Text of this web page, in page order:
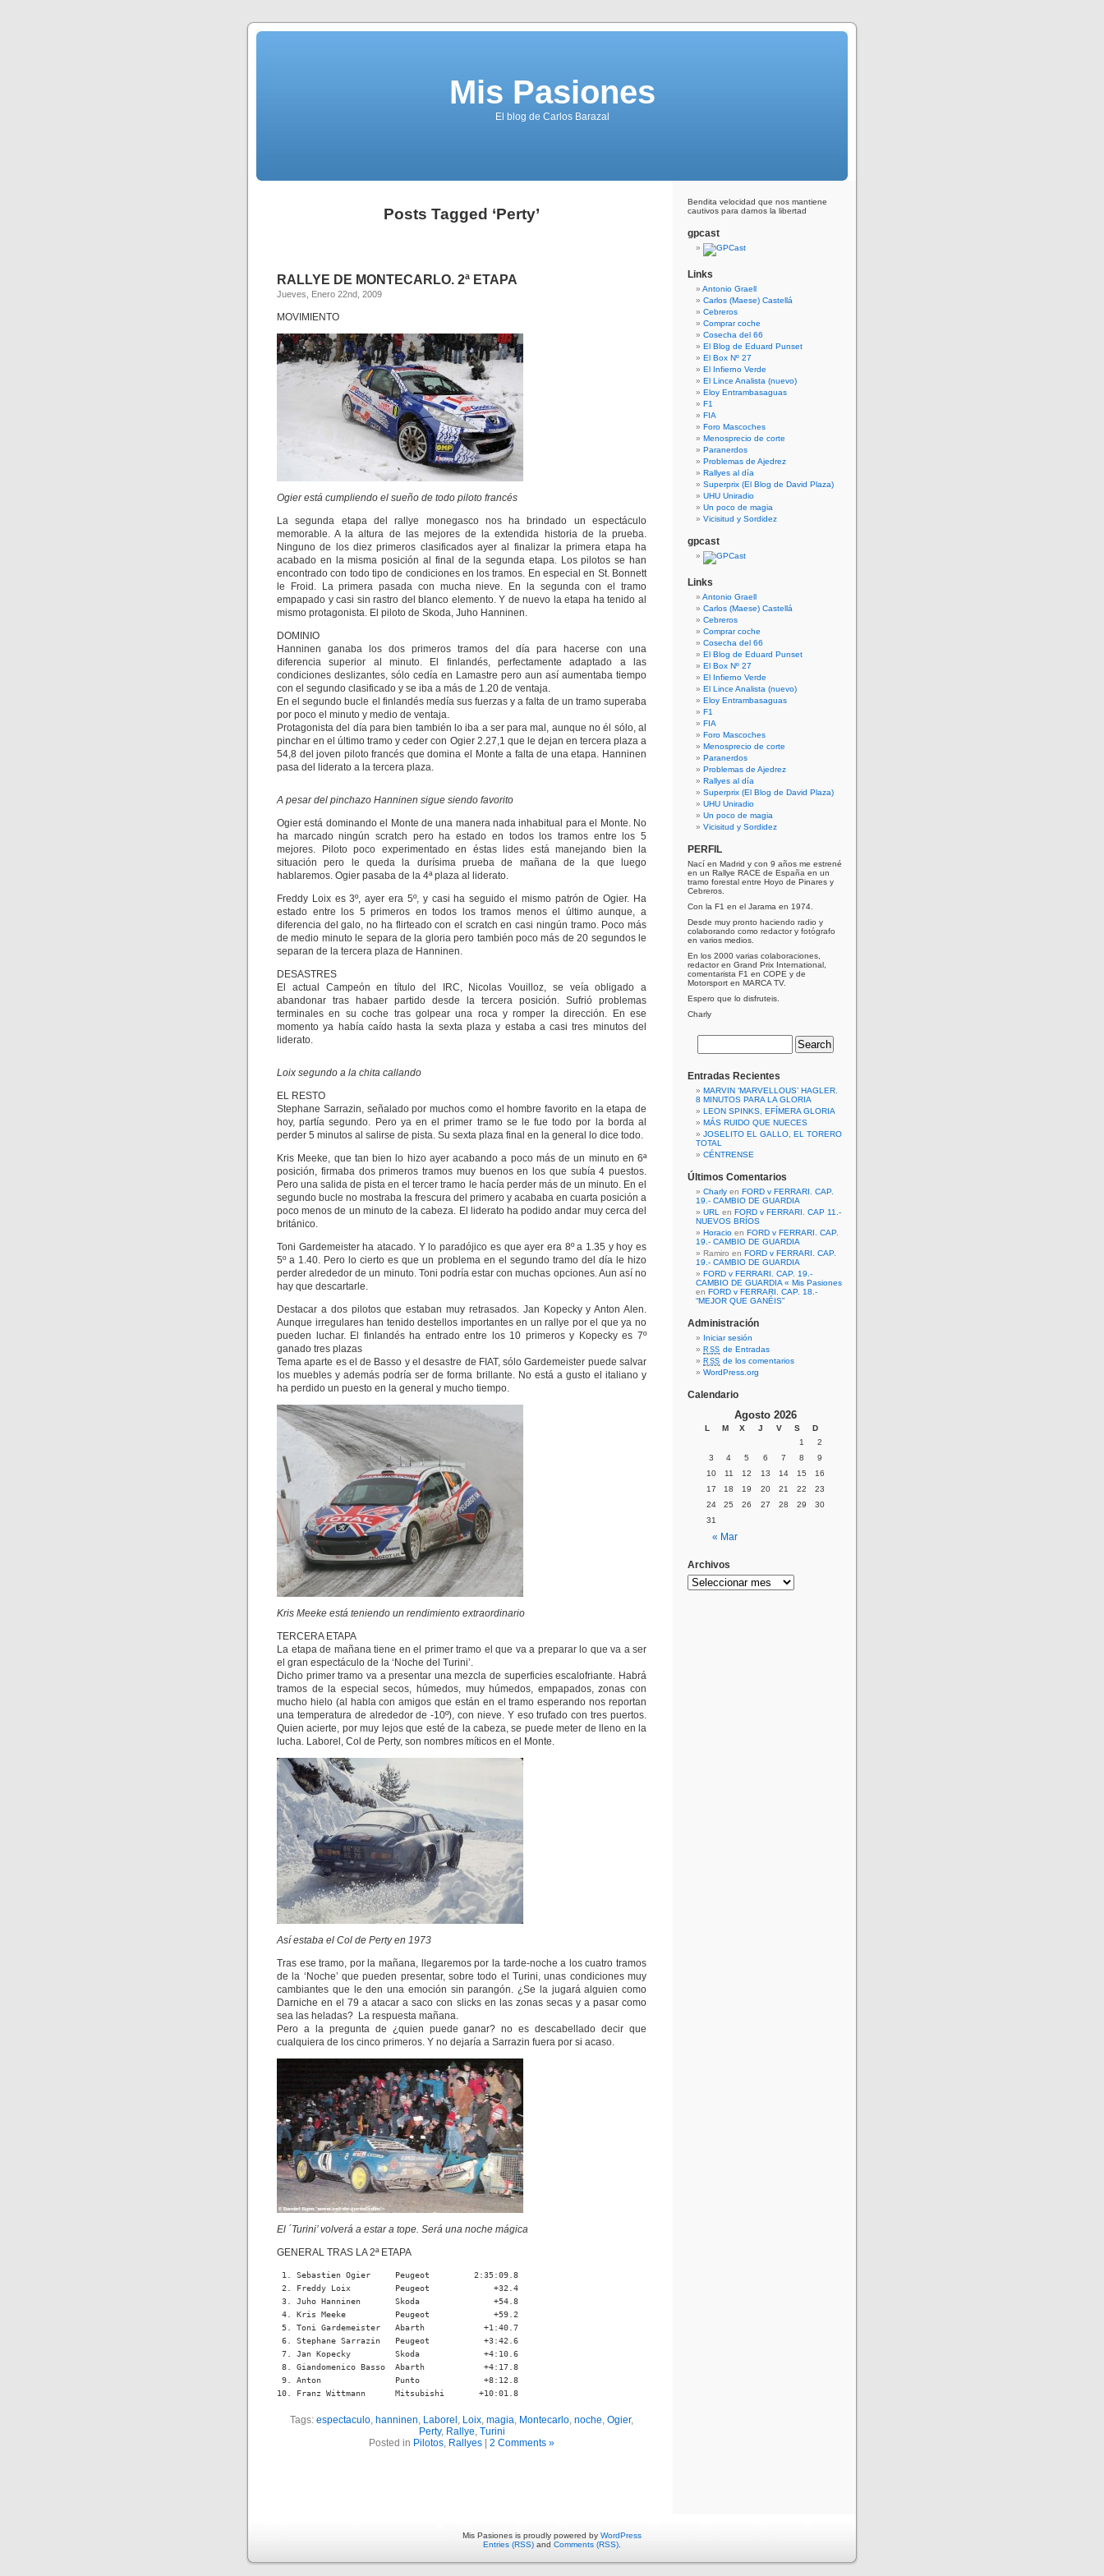
Mis Pasiones
El blog de Carlos Barazal
Posts Tagged ‘Perty’
RALLYE DE MONTECARLO. 2ª ETAPA
Jueves, Enero 22nd, 2009
MOVIMIENTO
Ogier está cumpliendo el sueño de todo piloto francés
La segunda etapa del rallye monegasco nos ha brindado un espectáculo
memorable. A la altura de las mejores de la extendida historia de la prueba.
Ninguno de los diez primeros clasificados ayer al finalizar la primera etapa ha
acabado en la misma posición al final de la segunda etapa. Los pilotos se han
encontrado con todo tipo de condiciones en los tramos. En especial en St. Bonnett
le Froid. La primera pasada con mucha nieve. En la segunda con el tramo
empapado y casi sin rastro del blanco elemento. Y de nuevo la etapa ha tenido al
mismo protagonista. El piloto de Skoda, Juho Hanninen.
DOMINIO
Hanninen ganaba los dos primeros tramos del día para hacerse con una
diferencia superior al minuto. El finlandés, perfectamente adaptado a las
condiciones deslizantes, sólo cedía en Lamastre pero aun así aumentaba tiempo
con el segundo clasificado y se iba a más de 1.20 de ventaja.
En el segundo bucle el finlandés medía sus fuerzas y a falta de un tramo superaba
por poco el minuto y medio de ventaja.
Protagonista del día para bien también lo iba a ser para mal, aunque no él sólo, al
pinchar en el último tramo y ceder con Ogier 2.27,1 que le dejan en tercera plaza a
54,8 del joven piloto francés que domina el Monte a falta de una etapa. Hanninen
pasa del liderato a la tercera plaza.
A pesar del pinchazo Hanninen sigue siendo favorito
Ogier está dominando el Monte de una manera nada inhabitual para el Monte. No
ha marcado ningún scratch pero ha estado en todos los tramos entre los 5
mejores. Piloto poco experimentado en éstas lides está manejando bien la
situación pero le queda la durísima prueba de mañana de la que luego
hablaremos. Ogier pasaba de la 4ª plaza al liderato.
Freddy Loix es 3º, ayer era 5º, y casi ha seguido el mismo patrón de Ogier. Ha
estado entre los 5 primeros en todos los tramos menos el último aunque, a
diferencia del galo, no ha flirteado con el scratch en casi ningún tramo. Poco más
de medio minuto le separa de la gloria pero también poco más de 20 segundos le
separan de la tercera plaza de Hanninen.
DESASTRES
El actual Campeón en título del IRC, Nicolas Vouilloz, se veía obligado a
abandonar tras habaer partido desde la tercera posición. Sufrió problemas
terminales en su coche tras golpear una roca y romper la dirección. En ese
momento ya había caído hasta la sexta plaza y estaba a casi tres minutos del
liderato.
Loix segundo a la chita callando
EL RESTO
Stephane Sarrazin, señalado por muchos como el hombre favorito en la etapa de
hoy, partía segundo. Pero ya en el primer tramo se le fue todo por la borda al
perder 5 minutos al salirse de pista. Su sexta plaza final en la general lo dice todo.
Kris Meeke, que tan bien lo hizo ayer acabando a poco más de un minuto en 6ª
posición, firmaba dos primeros tramos muy buenos en los que subía 4 puestos.
Pero una salida de pista en el tercer tramo le hacía perder más de un minuto. En el
segundo bucle no mostraba la frescura del primero y acababa en cuarta posición a
poco menos de un minuto de la cabeza. El liderato ha podido andar muy cerca del
británico.
Toni Gardemeister ha atacado. Y lo paradójico es que ayer era 8º a 1.35 y hoy es
5º a 1.40. Pero lo cierto es que un problema en el segundo tramo del día le hizo
perder alrededor de un minuto. Toni podría estar con muchas opciones. Aun así no
hay que descartarle.
Destacar a dos pilotos que estaban muy retrasados. Jan Kopecky y Anton Alen.
Aunque irregulares han tenido destellos importantes en un rallye por el que ya no
pueden luchar. El finlandés ha entrado entre los 10 primeros y Kopecky es 7º
ganado tres plazas
Tema aparte es el de Basso y el desastre de FIAT, sólo Gardemeister puede salvar
los muebles y además podría ser de forma brillante. No está a gusto el italiano y
ha perdido un puesto en la general y mucho tiempo.
Kris Meeke está teniendo un rendimiento extraordinario
TERCERA ETAPA
La etapa de mañana tiene en el primer tramo el que va a preparar lo que va a ser
el gran espectáculo de la ‘Noche del Turini’.
Dicho primer tramo va a presentar una mezcla de superficies escalofriante. Habrá
tramos de la especial secos, húmedos, muy húmedos, empapados, zonas con
mucho hielo (al habla con amigos que están en el tramo esperando nos reportan
una temperatura de alrededor de -10º), con nieve. Y eso trufado con tres puertos.
Quien acierte, por muy lejos que esté de la cabeza, se puede meter de lleno en la
lucha. Laborel, Col de Perty, son nombres míticos en el Monte.
Así estaba el Col de Perty en 1973
Tras ese tramo, por la mañana, llegaremos por la tarde-noche a los cuatro tramos
de la ‘Noche’ que pueden presentar, sobre todo el Turini, unas condiciones muy
cambiantes que le den una emoción sin parangón. ¿Se la jugará alguien como
Darniche en el 79 a atacar a saco con slicks en las zonas secas y a pasar como
sea las heladas? La respuesta mañana.
Pero a la pregunta de ¿quien puede ganar? no es descabellado decir que
cualquiera de los cinco primeros. Y no dejaría a Sarrazin fuera por si acaso.
El ´Turini’ volverá a estar a tope. Será una noche mágica
GENERAL TRAS LA 2ª ETAPA
1. Sebastien Ogier     Peugeot         2:35:09.8
2. Freddy Loix         Peugeot             +32.4
3. Juho Hanninen       Skoda               +54.8
4. Kris Meeke          Peugeot             +59.2
5. Toni Gardemeister   Abarth            +1:40.7
6. Stephane Sarrazin   Peugeot           +3:42.6
7. Jan Kopecky         Skoda             +4:10.6
8. Giandomenico Basso  Abarth            +4:17.8
9. Anton               Punto             +8:12.8
10. Franz Wittmann      Mitsubishi       +10:01.8
Tags: espectaculo, hanninen, Laborel , Loix, magia, Montecarlo, noche, Ogier,
Perty, Rallye, Turini
Posted in Pilotos, Rallyes 2 Comments »
Bendita velocidad que nos mantiene
cautivos para darnos la libertad
gpcast
Links
Antonio Graell
Carlos (Maese) Castellá
Cebreros
Comprar coche
Cosecha del 66
El Blog de Eduard Punset
El Box Nº 27
El Infierno Verde
El Lince Analista (nuevo)
Eloy Entrambasaguas
F1
FIA
Foro Mascoches
Menosprecio de corte
Paranerdos
Problemas de Ajedrez
Rallyes al día
Superprix (El Blog de David Plaza)
UHU Uniradio
Un poco de magia
Vicisitud y Sordidez
gpcast
Links
Antonio Graell
Carlos (Maese) Castellá
Cebreros
Comprar coche
Cosecha del 66
El Blog de Eduard Punset
El Box Nº 27
El Infierno Verde
El Lince Analista (nuevo)
Eloy Entrambasaguas
F1
FIA
Foro Mascoches
Menosprecio de corte
Paranerdos
Problemas de Ajedrez
Rallyes al día
Superprix (El Blog de David Plaza)
UHU Uniradio
Un poco de magia
Vicisitud y Sordidez
PERFIL
Nací en Madrid y con 9 años me estrené
en un Rallye RACE de España en un
tramo forestal entre Hoyo de Pinares y
Cebreros.
Con la F1 en el Jarama en 1974.
Desde muy pronto haciendo radio y
colaborando como redactor y fotógrafo
en varios medios.
En los 2000 varias colaboraciones,
redactor en Grand Prix International,
comentarista F1 en COPE y de
Motorsport en MARCA TV.
Espero que lo disfruteis.
Charly
Entradas Recientes
MARVIN ‘MARVELLOUS’ HAGLER.
8 MINUTOS PARA LA GLORIA
LEON SPINKS, EFÍMERA GLORIA
MÁS RUIDO QUE NUECES
JOSELITO EL GALLO, EL TORERO
TOTAL
CÉNTRENSE
Últimos Comentarios
Charly en FORD v FERRARI. CAP.
19.- CAMBIO DE GUARDIA
URL
en FORD v FERRARI. CAP 11.-
NUEVOS BRÍOS
Horacio en FORD v FERRARI. CAP.
19.- CAMBIO DE GUARDIA
Ramiro en FORD v FERRARI. CAP.
19.- CAMBIO DE GUARDIA
FORD v FERRARI. CAP. 19.-
CAMBIO DE GUARDIA « Mis Pasiones
en FORD v FERRARI. CAP. 18.-
“MEJOR QUE GANÉIS”
Administración
Iniciar sesión
RSS de Entradas
RSS de los comentarios
WordPress.org
Calendario
Agosto 2026
L M X J V S D
« Mar
1
2
3
4 5 6 7 8
9
10
11 12 13 14 15
16
17
18 19 20 21 22
23
24
25 26 27 28 29
30
31
Archivos
Mis Pasiones is proudly powered by WordPress
Entries (RSS) and Comments (RSS)